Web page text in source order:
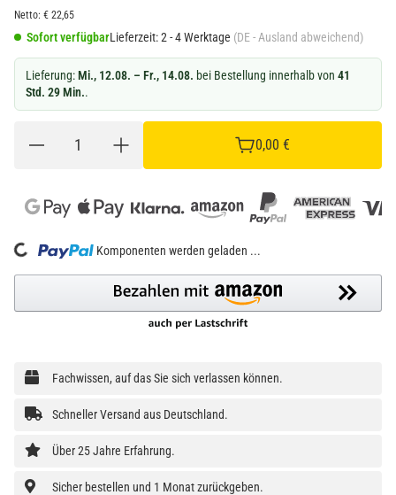
Netto: € 22,65
Sofort verfügbarLieferzeit:2 - 4 Werktage (DE - Ausland abweichend)
Lieferung:Mi., 12.08. – Fr., 14.08. bei Bestellung innerhalb von 41
Std. 29 Min..
0,00 €
Loading... Komponenten werden geladen ...
Fachwissen, auf das Sie sich verlassen können.
Schneller Versand aus Deutschland.
Über 25 Jahre Erfahrung.
Sicher bestellen und 1 Monat zurückgeben.